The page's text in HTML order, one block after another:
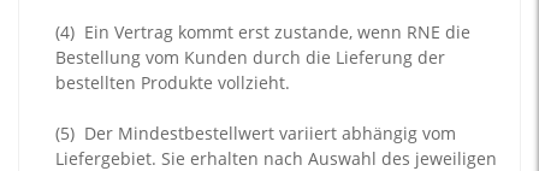
(4) Ein Vertrag kommt erst zustande, wenn RNE die
Bestellung vom Kunden durch die Lieferung der
bestellten Produkte vollzieht.
(5) Der Mindestbestellwert variiert abhängig vom
Liefergebiet. Sie erhalten nach Auswahl des jeweiligen